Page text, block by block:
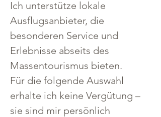
Ich unterstütze lokale
Ausflugsanbieter, die
besonderen Service und
Erlebnisse abseits des
Massentourismus bieten.
Für die folgende Auswahl
erhalte ich keine Vergütung –
sie sind mir persönlich